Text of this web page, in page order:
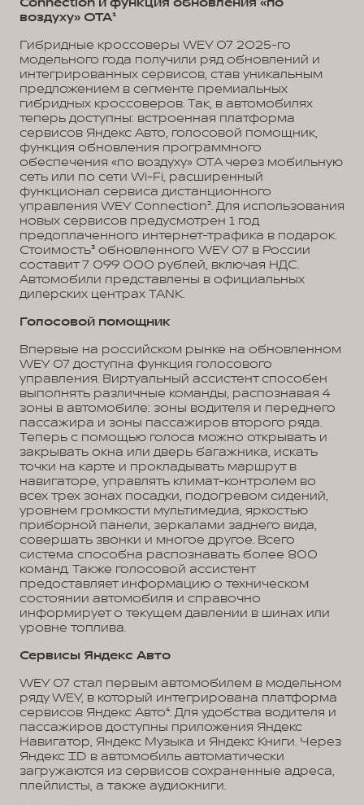
воздуху» OTA¹
Гибридные кроссоверы WEY 07 2025-го
модельного года получили ряд обновлений и
интегрированных сервисов, став уникальным
предложением в сегменте премиальных
гибридных кроссоверов. Так, в автомобилях
теперь доступны: встроенная платформа
сервисов Яндекс Авто, голосовой помощник,
функция обновления программного
обеспечения «по воздуху» OTA через мобильную
сеть или по сети Wi-Fi, расширенный
функционал сервиса дистанционного
управления WEY Connection². Для использования
новых сервисов предусмотрен 1 год
предоплаченного интернет-трафика в подарок.
Стоимость³ обновленного WEY 07 в России
составит 7 099 000 рублей, включая НДС.
Автомобили представлены в официальных
дилерских центрах TANK.
Голосовой помощник
Впервые на российском рынке на обновленном
WEY 07 доступна функция голосового
управления. Виртуальный ассистент способен
выполнять различные команды, распознавая 4
зоны в автомобиле: зоны водителя и переднего
пассажира и зоны пассажиров второго ряда.
Теперь с помощью голоса можно открывать и
закрывать окна или дверь багажника, искать
точки на карте и прокладывать маршрут в
навигаторе, управлять климат-контролем во
всех трех зонах посадки, подогревом сидений,
уровнем громкости мультимедиа, яркостью
приборной панели, зеркалами заднего вида,
совершать звонки и многое другое. Всего
система способна распознавать более 800
команд. Также голосовой ассистент
предоставляет информацию о техническом
состоянии автомобиля и справочно
информирует о текущем давлении в шинах или
уровне топлива.
Сервисы Яндекс Авто
WEY 07 стал первым автомобилем в модельном
ряду WEY, в который интегрирована платформа
сервисов Яндекс Авто⁴. Для удобства водителя и
пассажиров доступны приложения Яндекс
Навигатор, Яндекс Музыка и Яндекс Книги. Через
Яндекс ID в автомобиль автоматически
загружаются из сервисов сохраненные адреса,
плейлисты, а также аудиокниги.